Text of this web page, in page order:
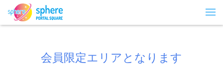
会員限定エリアとなります